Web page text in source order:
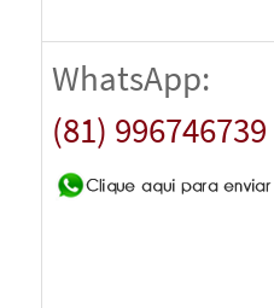
WhatsApp:
(81) 996746739